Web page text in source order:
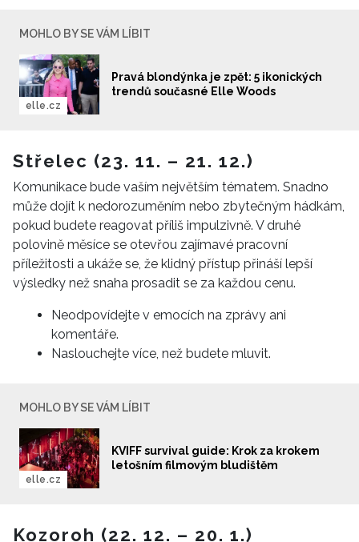
MOHLO BY SE VÁM LÍBIT
Pravá blondýnka je zpět: 5 ikonických
trendů současné Elle Woods
elle.cz
Střelec (23. 11. – 21. 12.)
Komunikace bude vaším největším tématem. Snadno
může dojít k nedorozuměním nebo zbytečným hádkám,
pokud budete reagovat příliš impulzivně. V druhé
polovině měsíce se otevřou zajímavé pracovní
příležitosti a ukáže se, že klidný přístup přináší lepší
výsledky než snaha prosadit se za každou cenu.
Neodpovídejte v emocích na zprávy ani
komentáře.
Naslouchejte více, než budete mluvit.
MOHLO BY SE VÁM LÍBIT
KVIFF survival guide: Krok za krokem
letošním filmovým bludištěm
elle.cz
Kozoroh (22. 12. – 20. 1.)